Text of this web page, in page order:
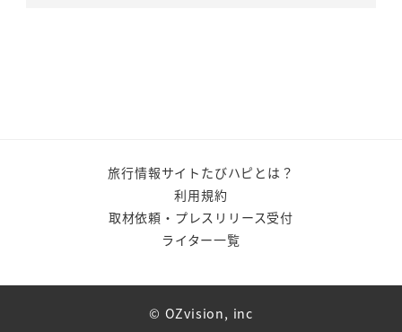
旅行情報サイトたびハピとは？
利用規約
取材依頼・プレスリリース受付
ライター一覧
© OZvision, inc